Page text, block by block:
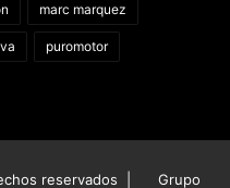
marc marquez
puromotor
reservados | Grupo